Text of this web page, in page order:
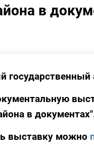
в
государственный
в
выставку можно